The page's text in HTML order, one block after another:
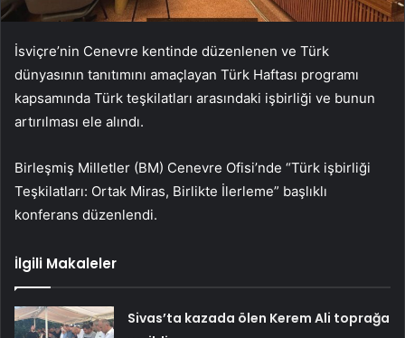
İsviçre’nin Cenevre kentinde düzenlenen ve Türk
dünyasının tanıtımını amaçlayan Türk Haftası programı
kapsamında Türk teşkilatları arasındaki işbirliği ve bunun
artırılması ele alındı.
Birleşmiş Milletler (BM) Cenevre Ofisi’nde “Türk işbirliği
Teşkilatları: Ortak Miras, Birlikte İlerleme” başlıklı
konferans düzenlendi.
İlgili Makaleler
Sivas’ta kazada ölen Kerem Ali toprağa